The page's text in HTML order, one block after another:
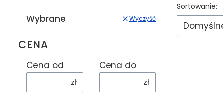
Wybrane Wyczyść
CENA
Cena od
zł
Cena do
zł
Lista
Sortowanie: